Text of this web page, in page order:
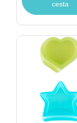
cesta